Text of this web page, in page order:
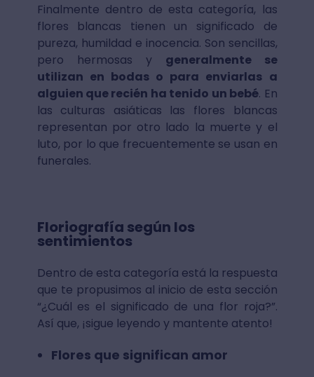
Finalmente dentro de esta categoría, las
flores blancas tienen un significado de
pureza, humildad e inocencia. Son sencillas,
pero hermosas y generalmente se
utilizan en bodas o para enviarlas a
alguien que recién ha tenido un bebé. En
las culturas asiáticas las flores blancas
representan por otro lado la muerte y el
luto, por lo que frecuentemente se usan en
funerales.
Floriografía según los
sentimientos
Dentro de esta categoría está la respuesta
que te propusimos al inicio de esta sección
“¿Cuál es el significado de una flor roja?”.
Así que, ¡sigue leyendo y mantente atento!
Flores que significan amor